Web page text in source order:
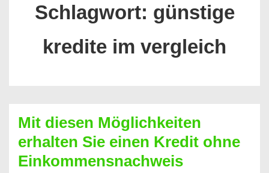
Schlagwort: günstige
kredite im vergleich
Mit diesen Möglichkeiten
erhalten Sie einen Kredit ohne
Einkommensnachweis